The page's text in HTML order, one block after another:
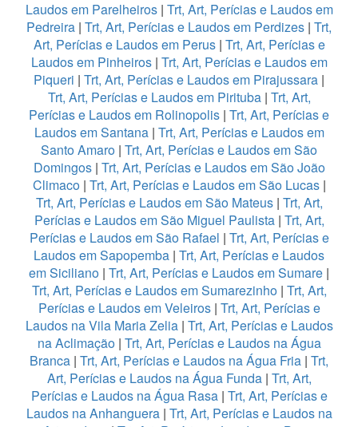
Laudos em Parelheiros| Trt, Art, Perícias e Laudos em
Pedreira | Trt, Art, Perícias e Laudos em Perdizes | Trt,
Art, Perícias e Laudos em Perus| Trt, Art, Perícias e
Laudos em Pinheiros| Trt, Art, Perícias e Laudos em
Piqueri | Trt, Art, Perícias e Laudos em Pirajussara |
Trt, Art, Perícias e Laudos em Pirituba| Trt, Art,
Perícias e Laudos em Rolinopolis | Trt, Art, Perícias e
Laudos em Santana| Trt, Art, Perícias e Laudos em
Santo Amaro | Trt, Art, Perícias e Laudos em São
Domingos| Trt, Art, Perícias e Laudos em São João
Climaco| Trt, Art, Perícias e Laudos em São Lucas|
Trt, Art, Perícias e Laudos em São Mateus | Trt, Art,
Perícias e Laudos em São Miguel Paulista| Trt, Art,
Perícias e Laudos em São Rafael | Trt, Art, Perícias e
Laudos em Sapopemba | Trt, Art, Perícias e Laudos
em Siciliano | Trt, Art, Perícias e Laudos em Sumare |
Trt, Art, Perícias e Laudos em Sumarezinho| Trt, Art,
Perícias e Laudos em Veleiros| Trt, Art, Perícias e
Laudos na Vila Maria Zelia| Trt, Art, Perícias e Laudos
na Aclimação| Trt, Art, Perícias e Laudos na Água
Branca | Trt, Art, Perícias e Laudos na Água Fria | Trt,
Art, Perícias e Laudos na Água Funda| Trt, Art,
Perícias e Laudos na Água Rasa | Trt, Art, Perícias e
Laudos na Anhanguera| Trt, Art, Perícias e Laudos na